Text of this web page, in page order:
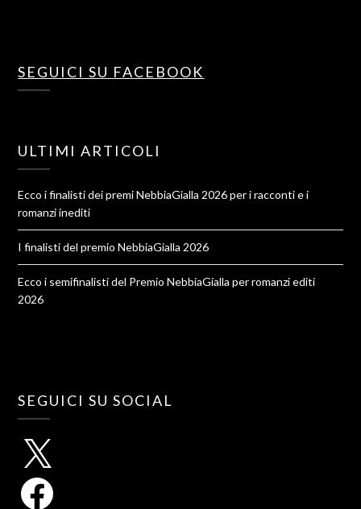
SEGUICI SU FACEBOOK
ULTIMI ARTICOLI
Ecco i finalisti dei premi NebbiaGialla 2026 per i racconti e i
romanzi inediti
I finalisti del premio NebbiaGialla 2026
Ecco i semifinalisti del Premio NebbiaGialla per romanzi editi
2026
SEGUICI SU SOCIAL